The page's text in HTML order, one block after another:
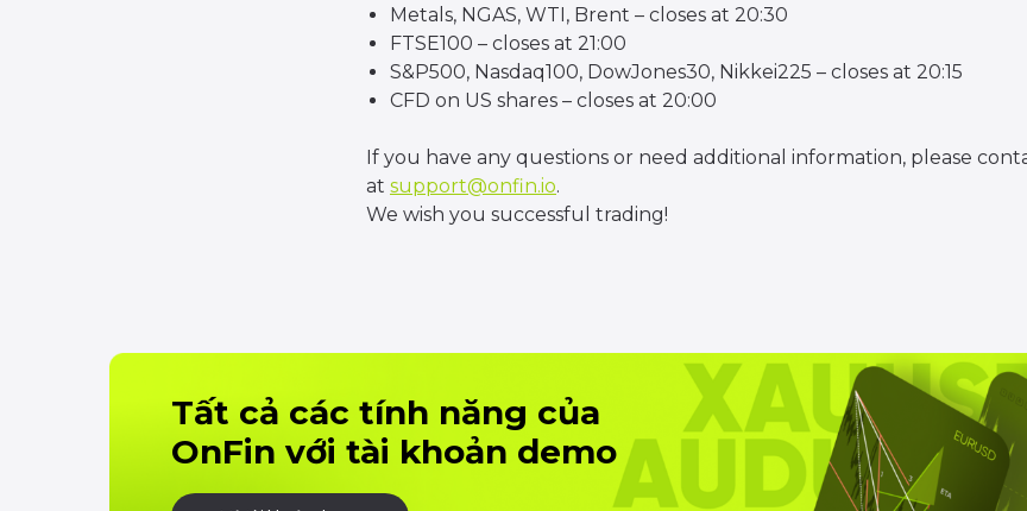
Metals, NGAS, WTI, Brent – closes at 20:30
FTSE100 – closes at 21:00
S&P500, Nasdaq100, DowJones30, Nikkei225 – closes at 20:15
CFD on US shares – closes at 20:00
If you have any questions or need additional information, please
at support@onfin.io.
We wish you successful trading!
Tất cả các tính năng của
OnFin với tài khoản demo